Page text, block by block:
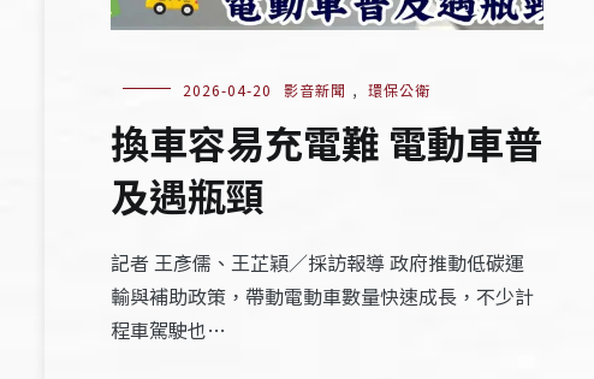
2026-04-20 影音新聞 , 環保公衛
換車容易充電難 電動車普
及遇瓶頸
記者 王彥儒、王芷穎／採訪報導 政府推動低碳運
輸與補助政策，帶動電動車數量快速成長，不少計
程車駕駛也…